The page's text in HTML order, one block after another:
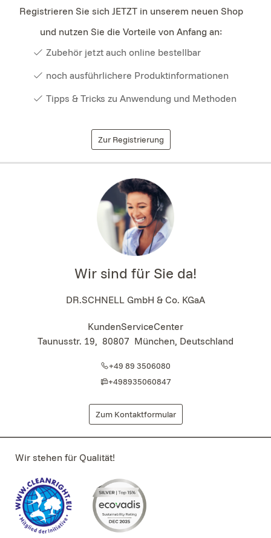
Registrieren Sie sich JETZT in unserem neuen Shop
und nutzen Sie die Vorteile von Anfang an:
Zubehör jetzt auch online bestellbar
noch ausführlichere Produktinformationen
Tipps & Tricks zu Anwendung und Methoden
Zur Registrierung
Wir sind für Sie da!
DR.SCHNELL GmbH & Co. KGaA
KundenServiceCenter
Taunusstr. 19, 80807 München, Deutschland
+49 89 3506080
+498935060847
Zum Kontaktformular
Wir stehen für Qualität!